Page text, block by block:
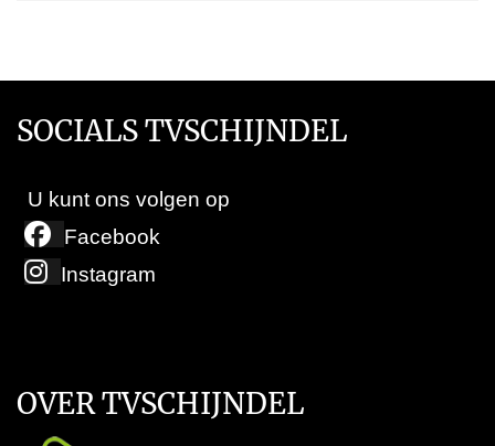
SOCIALS TVSCHIJNDEL
U kunt ons volgen op
Facebook
Instagram
OVER TVSCHIJNDEL